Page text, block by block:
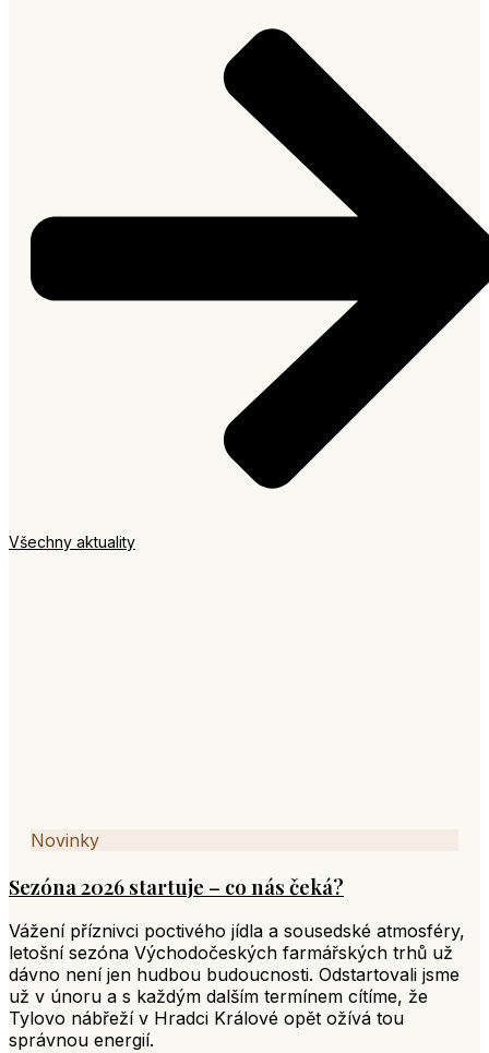
Všechny aktuality
Novinky
Sezóna 2026 startuje – co nás čeká?
Vážení příznivci poctivého jídla a sousedské atmosféry,
letošní sezóna Východočeských farmářských trhů už
dávno není jen hudbou budoucnosti. Odstartovali jsme
už v únoru a s každým dalším termínem cítíme, že
Tylovo nábřeží v Hradci Králové opět ožívá tou
správnou energií.